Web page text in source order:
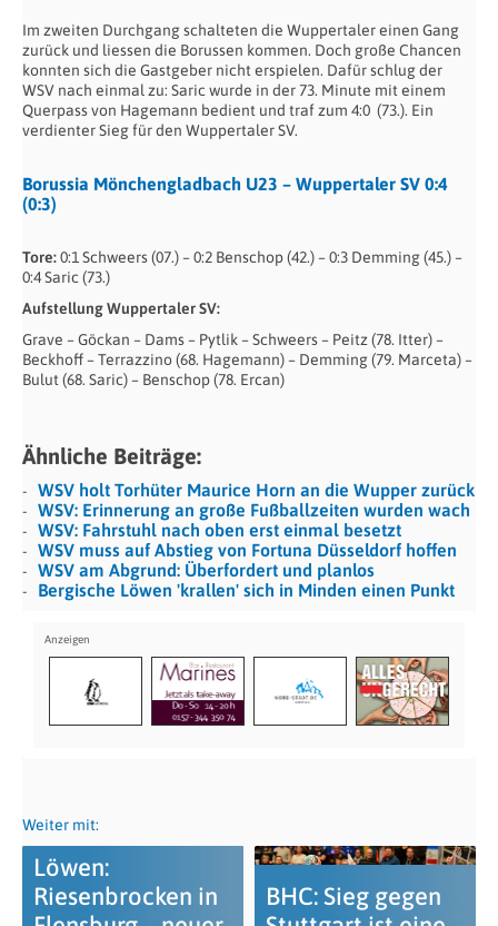
Im zweiten Durchgang schalteten die Wuppertaler einen Gang
zurück und liessen die Borussen kommen. Doch große Chancen
konnten sich die Gastgeber nicht erspielen. Dafür schlug der
WSV nach einmal zu: Saric wurde in der 73. Minute mit einem
Querpass von Hagemann bedient und traf zum 4:0 (73.). Ein
verdienter Sieg für den Wuppertaler SV.
Borussia Mönchengladbach U23 – Wuppertaler SV 0:4
(0:3)
Tore:0:1 Schweers (07.) – 0:2 Benschop (42.) – 0:3 Demming (45.) –
0:4 Saric (73.)
Aufstellung Wuppertaler SV:
Grave – Göckan – Dams – Pytlik – Schweers – Peitz (78. Itter) –
Beckhoff – Terrazzino (68. Hagemann) – Demming (79. Marceta) –
Bulut (68. Saric) – Benschop (78. Ercan)
Ähnliche Beiträge:
WSV holt Torhüter Maurice Horn an die Wupper zurück
WSV: Erinnerung an große Fußballzeiten wurden wach
WSV: Fahrstuhl nach oben erst einmal besetzt
WSV muss auf Abstieg von Fortuna Düsseldorf hoffen
WSV am Abgrund: Überfordert und planlos
Bergische Löwen 'krallen' sich in Minden einen Punkt
Weiter mit:
Löwen:
Riesenbrocken in
BHC: Sieg gegen